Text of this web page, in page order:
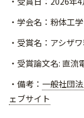
・学会名：粉体工
・受賞名：アシザ
・受賞論文名: 直
・備考： 一般社団
ェブサイト